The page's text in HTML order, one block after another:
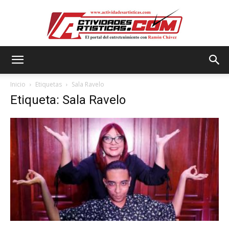
Inicio Etiquetas Sala Ravelo
Etiqueta: Sala Ravelo